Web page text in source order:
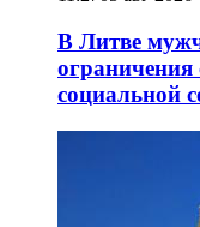
В Литве
социальной